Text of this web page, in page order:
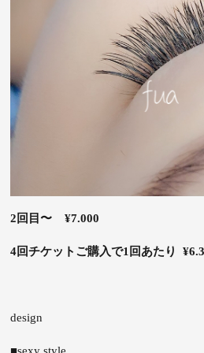
2回目〜 ¥7.000
4回チケットご購入で1回あたり
design